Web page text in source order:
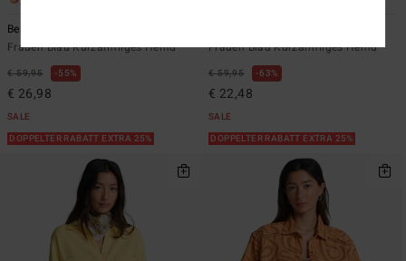
Beach Side
Frauen Blau Kurzärmliges Hemd
€ 59,95 55%
€ 26,98
SALE
DOPPELTER RABATT EXTRA 25%
Frauen Blau Kurzärmliges Hemd
€ 59,95 63%
€ 22,48
SALE
DOPPELTER RABATT EXTRA 25%